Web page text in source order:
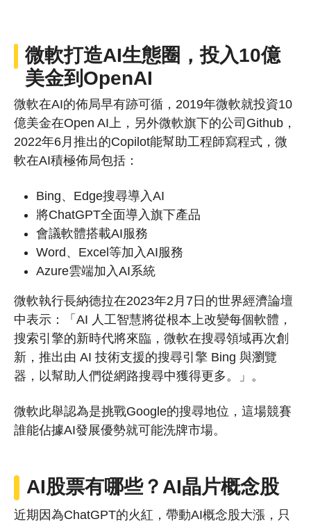
微軟打造AI生態圈，投入10億
美金到OpenAI
微軟在AI的佈局早有跡可循，2019年微軟就投資10
億美金在Open AI上，另外微軟旗下的公司Github，
2022年6月推出的Copilot能幫助工程師寫程式，微
軟在AI積極佈局包括：
Bing、Edge搜尋導入AI
將ChatGPT全面導入旗下產品
會議軟體搭載AI服務
Word、Excel等加入AI服務
Azure雲端加入AI系統
微軟執行長納德拉在2023年2月7日的世界經濟論壇
中表示：「AI 人工智慧將從根本上改變每個軟體，
搜索引擎的新時代將來臨，微軟在搜尋領域再次創
新，推出由 AI 技術支援的搜尋引擎 Bing 與瀏覽
器，以幫助人們從網路搜尋中獲得更多。」。
微軟此舉認為是挑戰Google的搜尋地位，這場競賽
誰能佔據AI發展優勢就可能洗牌市場。
AI股票有哪些？AI晶片概念股
近期因為ChatGPT的火紅，帶動AI概念股大漲，只